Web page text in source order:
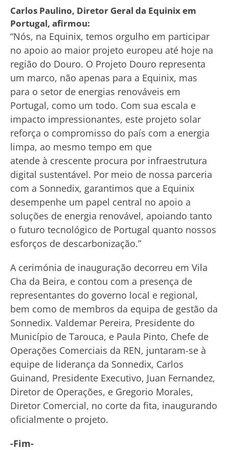
Carlos Paulino, Diretor Geral da Equinix em
Portugal, afirmou:
“Nós, na Equinix, temos orgulho em participar
no apoio ao maior projeto europeu até hoje na
região do Douro. O Projeto Douro representa
um marco, não apenas para a Equinix, mas
para o setor de energias renováveis ​​em
Portugal, como um todo. Com sua escala e
impacto impressionantes, este projeto solar
reforça o compromisso do país com a energia
limpa, ao mesmo tempo em que
atende à crescente procura por infraestrutura
digital sustentável. Por meio de nossa parceria
com a Sonnedix, garantimos que a Equinix
desempenhe um papel central no apoio a
soluções de energia renovável, apoiando tanto
o futuro tecnológico de Portugal quanto nossos
esforços de descarbonização.”
A cerimónia de inauguração decorreu em Vila
Cha da Beira, e contou com a presença de
representantes do governo local e regional,
bem como de membros da equipa de gestão da
Sonnedix. Valdemar Pereira, Presidente do
Município de Tarouca, e Paula Pinto, Chefe de
Operações Comerciais da REN, juntaram-se à
equipe de liderança da Sonnedix, Carlos
Guinand, Presidente Executivo, Juan Fernandez,
Diretor de Operações, e Gregorio Morales,
Diretor Comercial, no corte da fita, inaugurando
oficialmente o projeto.
-Fim-